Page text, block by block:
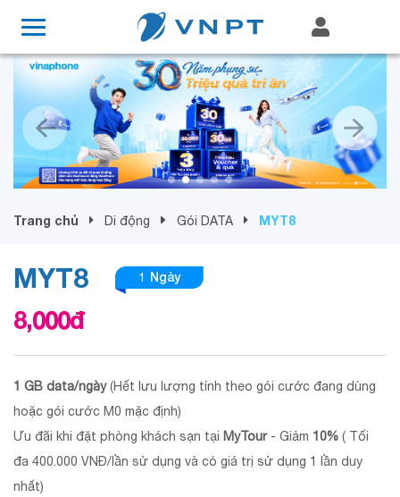
Trang chủ Di động Gói DATA MYT8
MYT8 1 Ngày
8,000đ
1 GB data/ngày(Hết lưu lượng tính theo gói cước đang dùng
hoặc gói cước M0 mặc định)
Ưu đãi khi đặt phòng khách sạn tại MyTour- Giảm 10% ( Tối
đa 400.000 VNĐ/lần sử dụng và có giá trị sử dụng 1 lần duy
nhất)